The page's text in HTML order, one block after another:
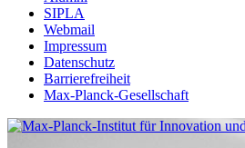
SIPLA
Webmail
Impressum
Datenschutz
Barrierefreiheit
Max-Planck-Gesellschaft